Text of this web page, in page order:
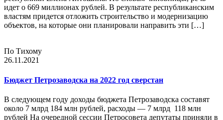
идет о 669 миллионах рублей. В результате республиканским
властям придется отложить строительство и модернизацию
объектов, на которые они планировали направить эти […]
По Тихому
26.11.2021
Бюджет Петрозаводска на 2022 год сверстан
В следующем году доходы бюджета Петрозаводска составят
около 7 млрд 184 млн рублей, расходы — 7 млрд 118 млн
рублей На очередной сессии Петросовета депутаты приняли в